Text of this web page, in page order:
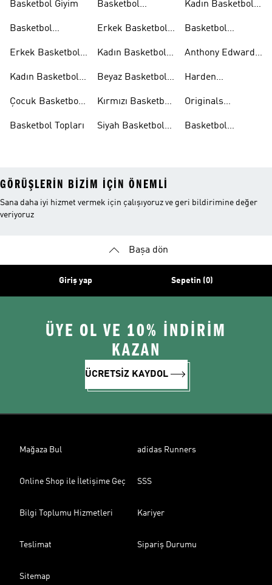
Basketbol Giyim
Basketbol
Erkek Basketbol
Kadın Basketbol
Çocuk Basketbol
Basketbol Topları
Basketbol
Erkek Basketbol
Kadın Basketbol
Beyaz Basketbol
Kırmızı Basketbol
Siyah Basketbol
Kadın Basketbol
Basketbol
Takımları
Anthony Edwards
Harden
Originals
Ayakkabıları
Basketbol
GÖRÜŞLERIN BIZIM IÇIN ÖNEMLI
Sana daha iyi hizmet vermek için çalışıyoruz ve geri bildirimine değer
veriyoruz
Başa dön
Giriş yap Sepetin (0)
ÜYE OL VE 10% İNDİRİM
KAZAN
ÜCRETSİZ KAYDOL
Mağaza Bul adidas Runners
Online Shop ile İletişime Geç SSS
Bilgi Toplumu Hizmetleri Kariyer
Teslimat Sipariş Durumu
Sitemap